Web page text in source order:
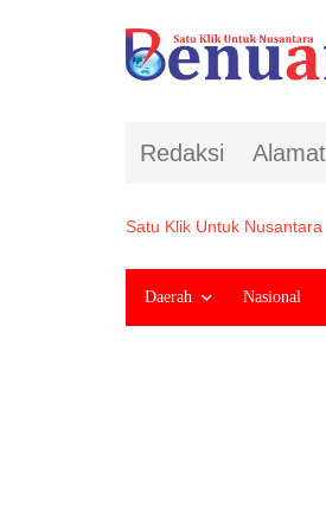
Redaksi Alamat
Satu Klik Untuk Nusantara
Daerah Nasional